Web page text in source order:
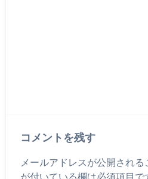
コメントを残す
メールアドレスが公開される
が付いている欄は必須項目で